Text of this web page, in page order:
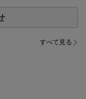
すべて見る